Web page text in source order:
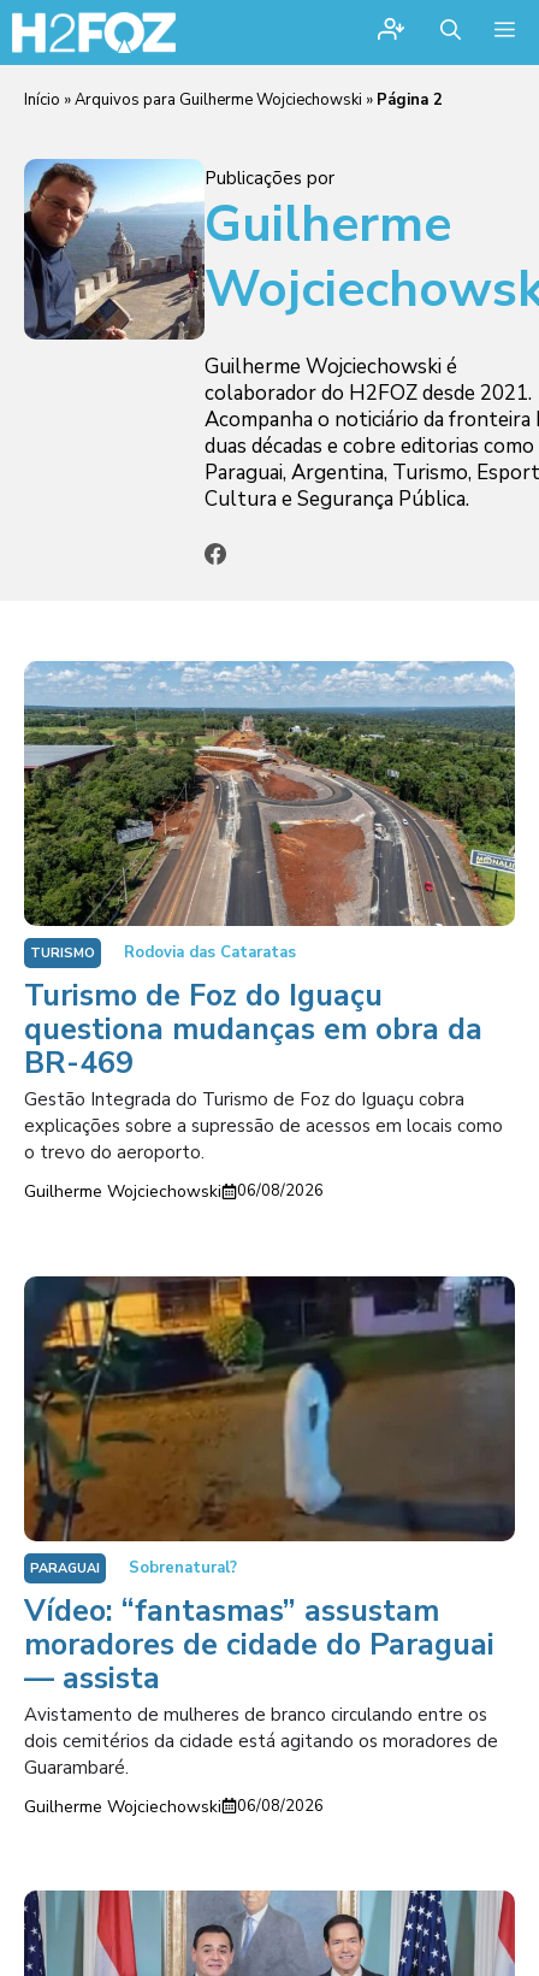
Início »Arquivos para Guilherme Wojciechowski » Página 2
Publicações por
Guilherme
Guilherme Wojciechowski é
colaborador do H2FOZ desde 2021.
Acompanha o noticiário da fronteira
duas décadas e cobre editorias como
Paraguai, Argentina, Turismo,
Cultura e Segurança Pública.
TURISMO Rodovia das Cataratas
Turismo de Foz do Iguaçu
questiona mudanças em obra da
BR-469
Gestão Integrada do Turismo de Foz do Iguaçu cobra
explicações sobre a supressão de acessos em locais como
o trevo do aeroporto.
Guilherme Wojciechowski 06/08/2026
PARAGUAI Sobrenatural?
Vídeo: “fantasmas” assustam
moradores de cidade do Paraguai
— assista
Avistamento de mulheres de branco circulando entre os
dois cemitérios da cidade está agitando os moradores de
Guarambaré.
Guilherme Wojciechowski 06/08/2026